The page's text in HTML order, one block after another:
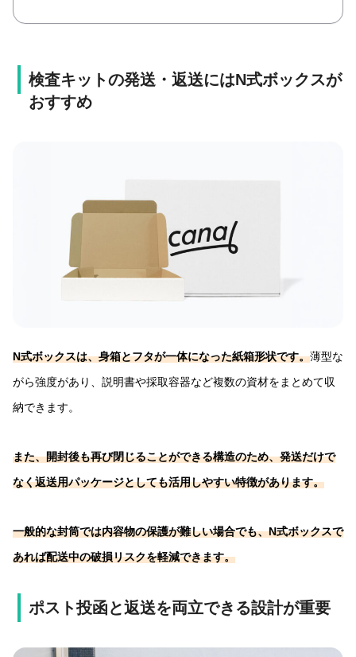
検査キットの発送・返送にはN式ボックスが
おすすめ
N式ボックスは、身箱とフタが一体になった紙箱形状です。薄型な
がら強度があり、説明書や採取容器など複数の資材をまとめて収
納できます。
また、開封後も再び閉じることができる構造のため、発送だけで
なく返送用パッケージとしても活用しやすい特徴があります。
一般的な封筒では内容物の保護が難しい場合でも、N式ボックスで
あれば配送中の破損リスクを軽減できます。
ポスト投函と返送を両立できる設計が重要